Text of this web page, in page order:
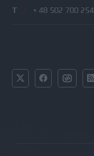
T / + 48 502 700 254